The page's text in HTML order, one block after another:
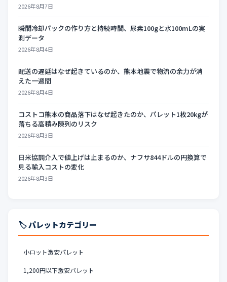
2026年8月7日
瞬間冷却パックの作り方と持続時間、尿素100gと水100mLの実
測データ
2026年8月4日
配送の遅延はなぜ起きているのか、熊本地震で物流の余力が消
えた一週間
2026年8月4日
コストコ熊本の商品落下はなぜ起きたのか、パレット1枚20kgが
落ちる高積み陳列のリスク
2026年8月3日
日米協調介入で値上げは止まるのか、ナフサ844ドルの円換算で
見る輸入コストの変化
2026年8月3日
🏷️ パレットカテゴリー
小ロット激安パレット
1,200円以下激安パレット